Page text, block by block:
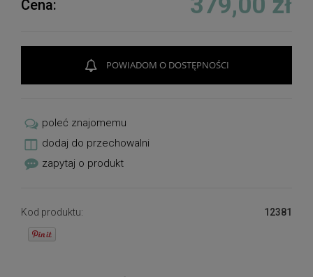
Cena:
POWIADOM O DOSTĘPNOŚCI
poleć znajomemu
dodaj do przechowalni
zapytaj o produkt
Kod produktu: 12381